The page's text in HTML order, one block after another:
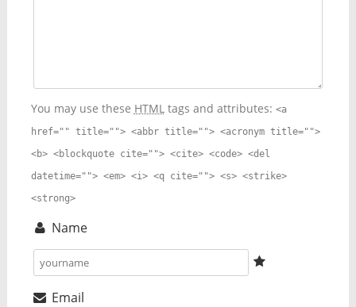
You may use these HTMLtags and attributes: <a
href="" title=""> <abbr title=""> <acronym title="">
<b> <blockquote cite=""> <cite> <code> <del
datetime=""> <em> <i> <q cite=""> <s> <strike>
<strong>
Name
Email